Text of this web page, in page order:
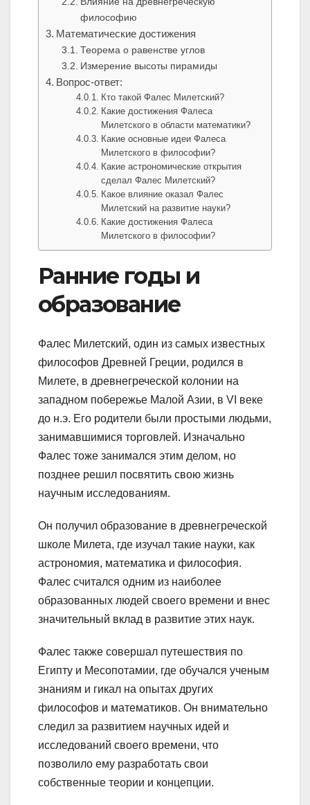
философию
Математические достижения
Теорема о равенстве углов
Измерение высоты пирамиды
Вопрос-ответ:
Кто такой Фалес Милетский?
Какие достижения Фалеса
Милетского в области математики?
Какие основные идеи Фалеса
Милетского в философии?
Какие астрономические открытия
сделал Фалес Милетский?
Какое влияние оказал Фалес
Милетский на развитие науки?
Какие достижения Фалеса
Милетского в философии?
Ранние годы и
образование
Фалес Милетский, один из самых известных
философов Древней Греции, родился в
Милете, в древнегреческой колонии на
западном побережье Малой Азии, в VI веке
до н.э. Его родители были простыми людьми,
занимавшимися торговлей. Изначально
Фалес тоже занимался этим делом, но
позднее решил посвятить свою жизнь
научным исследованиям.
Он получил образование в древнегреческой
школе Милета, где изучал такие науки, как
астрономия, математика и философия.
Фалес считался одним из наиболее
образованных людей своего времени и внес
значительный вклад в развитие этих наук.
Фалес также совершал путешествия по
Египту и Месопотамии, где обучался ученым
знаниям и гикал на опытах других
философов и математиков. Он внимательно
следил за развитием научных идей и
исследований своего времени, что
позволило ему разработать свои
собственные теории и концепции.